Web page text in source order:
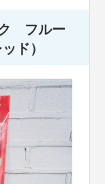
ク フルー
ド）